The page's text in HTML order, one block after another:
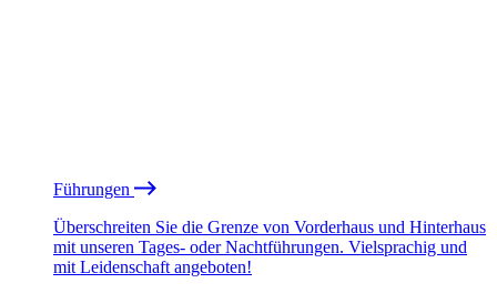
Führungen
Überschreiten Sie die Grenze von Vorderhaus und Hinterhaus
mit unseren Tages- oder Nachtführungen. Vielsprachig und
mit Leidenschaft angeboten!